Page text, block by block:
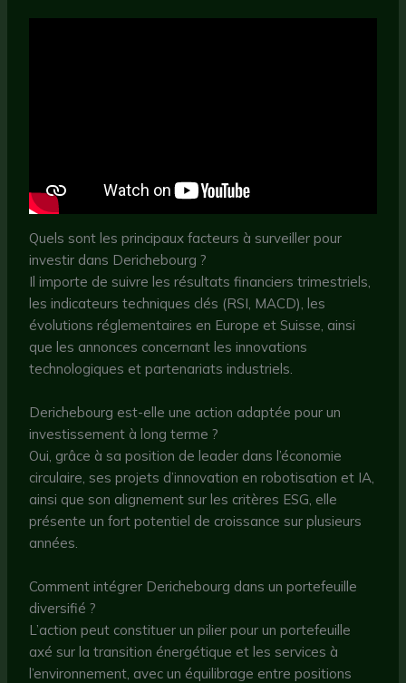
Quels sont les principaux facteurs à surveiller pour
investir dans Derichebourg ?
Il importe de suivre les résultats financiers trimestriels,
les indicateurs techniques clés (RSI, MACD), les
évolutions réglementaires en Europe et Suisse, ainsi
que les annonces concernant les innovations
technologiques et partenariats industriels.
Derichebourg est-elle une action adaptée pour un
investissement à long terme ?
Oui, grâce à sa position de leader dans l’économie
circulaire, ses projets d’innovation en robotisation et IA,
ainsi que son alignement sur les critères ESG, elle
présente un fort potentiel de croissance sur plusieurs
années.
Comment intégrer Derichebourg dans un portefeuille
diversifié ?
L’action peut constituer un pilier pour un portefeuille
axé sur la transition énergétique et les services à
l’environnement, avec un équilibrage entre positions